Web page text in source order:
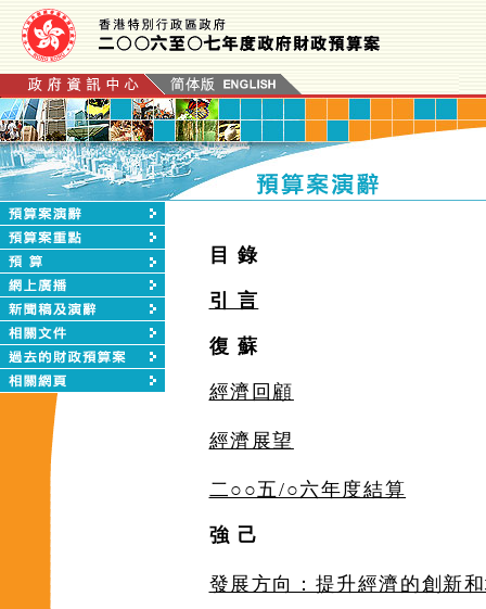
目 錄
引 言
復 蘇
經濟回顧
經濟展望
二○○五/○六年度結算
強 己
發展方向：提升經濟的創新